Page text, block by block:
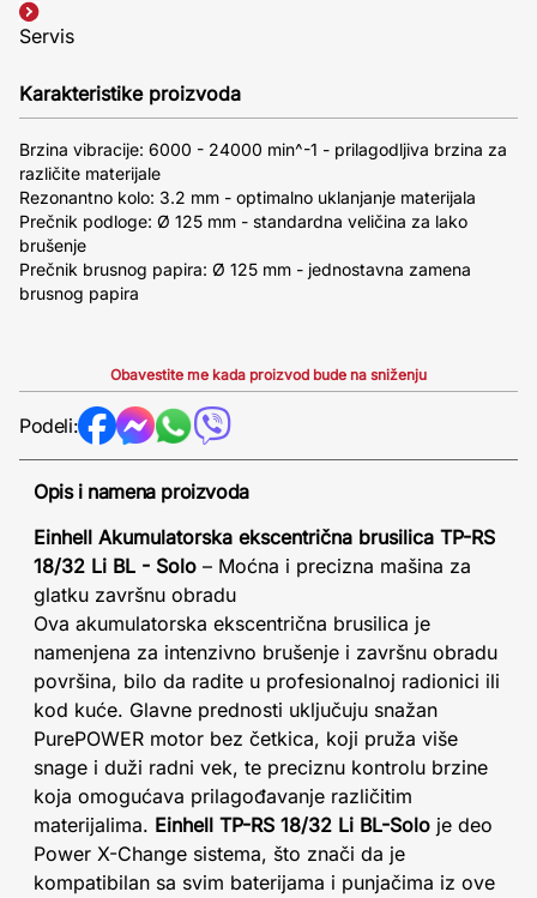
Servis
Karakteristike proizvoda
Brzina vibracije: 6000 - 24000 min^-1 - prilagodljiva brzina za
različite materijale
Rezonantno kolo: 3.2 mm - optimalno uklanjanje materijala
Prečnik podloge: Ø 125 mm - standardna veličina za lako
brušenje
Prečnik brusnog papira: Ø 125 mm - jednostavna zamena
brusnog papira
Obavestite me kada proizvod bude na sniženju
Podeli:
Opis i namena proizvoda
Einhell Akumulatorska ekscentrična brusilica TP-RS
18/32 Li BL - Solo – Moćna i precizna mašina za
glatku završnu obradu
Ova akumulatorska ekscentrična brusilica je
namenjena za intenzivno brušenje i završnu obradu
površina, bilo da radite u profesionalnoj radionici ili
kod kuće. Glavne prednosti uključuju snažan
PurePOWER motor bez četkica, koji pruža više
snage i duži radni vek, te preciznu kontrolu brzine
koja omogućava prilagođavanje različitim
materijalima. Einhell TP-RS 18/32 Li BL-Solo je deo
Power X-Change sistema, što znači da je
kompatibilan sa svim baterijama i punjačima iz ove